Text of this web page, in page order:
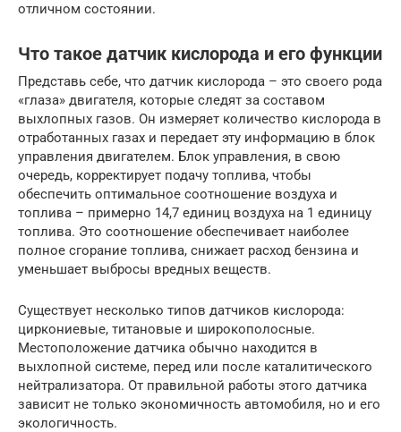
отличном состоянии.
Что такое датчик кислорода и его функции
Представь себе, что датчик кислорода – это своего рода
«глаза» двигателя, которые следят за составом
выхлопных газов. Он измеряет количество кислорода в
отработанных газах и передает эту информацию в блок
управления двигателем. Блок управления, в свою
очередь, корректирует подачу топлива, чтобы
обеспечить оптимальное соотношение воздуха и
топлива – примерно 14,7 единиц воздуха на 1 единицу
топлива. Это соотношение обеспечивает наиболее
полное сгорание топлива, снижает расход бензина и
уменьшает выбросы вредных веществ.
Существует несколько типов датчиков кислорода:
циркониевые, титановые и широкополосные.
Местоположение датчика обычно находится в
выхлопной системе, перед или после каталитического
нейтрализатора. От правильной работы этого датчика
зависит не только экономичность автомобиля, но и его
экологичность.